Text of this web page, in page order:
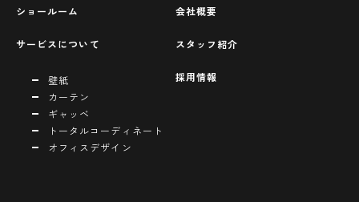
ショールーム
サービスについて
壁紙
カーテン
ギャッベ
トータルコーディネート
オフィスデザイン
会社概要
スタッフ紹介
採用情報